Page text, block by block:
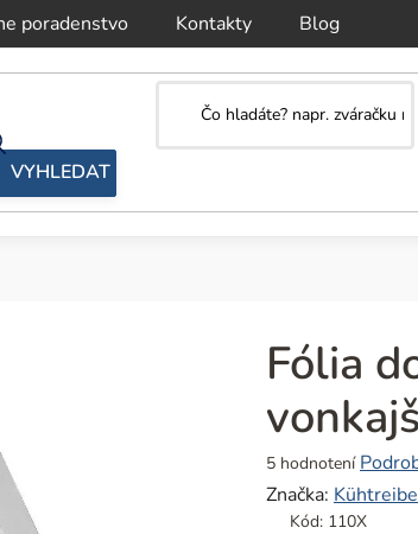
poradenstvo Kontakty Blog
Fólia
Priemerné
hodnotenie
produktu
5 hodnotení
Značka:
Kód: 110X